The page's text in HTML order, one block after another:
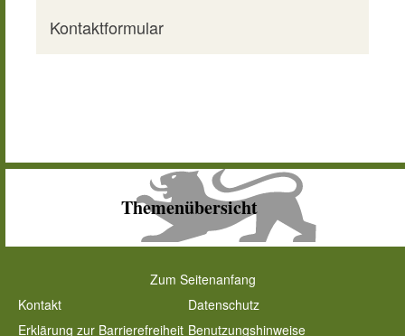
Kontaktformular
Themenübersicht
Zum Seitenanfang
Kontakt
Datenschutz
Erklärung zur Barrierefreiheit Benutzungshinweise